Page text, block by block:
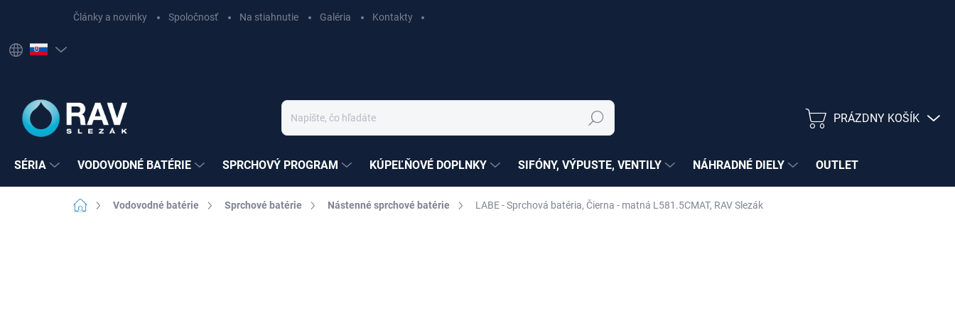
Články a novinky Spoločnosť Na stiahnutie Galéria Kontakty
Hľadať
NÁKUPNÝ
PRÁZDNY KOŠÍK
SÉRIA VODOVODNÉ BATÉRIE SPRCHOVÝ PROGRAM KÚPEĽŇOVÉ DOPLNKY SIFÓNY, VÝPUSTE, VENTILY NÁHRADNÉ DIELY OUTLET
DomovVodovodné batérie Sprchové batérie Nástenné sprchové batérie LABE - Sprchová batéria, Čierna - matná L581.5CMAT, RAV Slezák